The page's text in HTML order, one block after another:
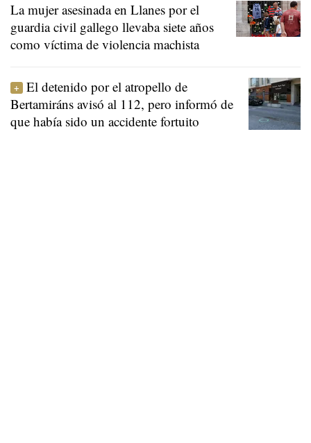
La mujer asesinada en Llanes por el
guardia civil gallego llevaba siete años
como víctima de violencia machista
El detenido por el atropello de
Bertamiráns avisó al 112, pero informó de
que había sido un accidente fortuito